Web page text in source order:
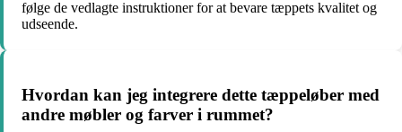
følge de vedlagte instruktioner for at bevare tæppets kvalitet og
udseende.
Hvordan kan jeg integrere dette tæppeløber med
andre møbler og farver i rummet?